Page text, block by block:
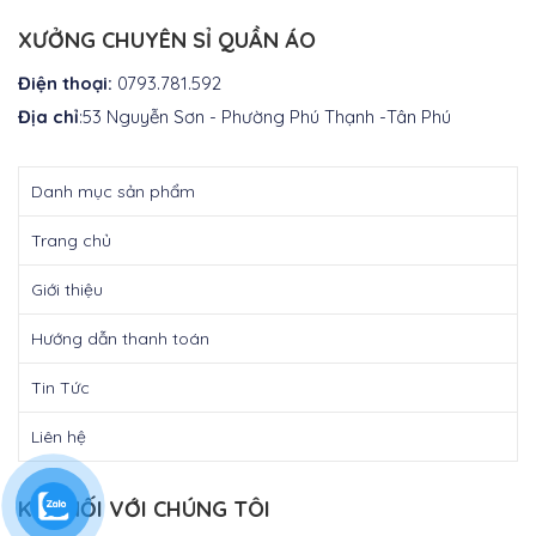
₫350.000.
XƯỞNG CHUYÊN SỈ QUẦN ÁO
Điện thoại: 0793.781.592
Địa chỉ:53 Nguyễn Sơn - Phường Phú Thạnh -Tân Phú
Danh mục sản phẩm
Trang chủ
Giới thiệu
Hướng dẫn thanh toán
Tin Tức
Liên hệ
KẾT NỐI VỚI CHÚNG TÔI